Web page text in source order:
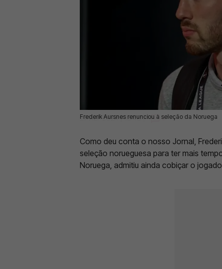
Frederik Aursnes renunciou à seleção da Noruega
27 Abr 2024 | 18:48 | 0
Como deu conta o nosso Jornal,
seleção norueguesa para ter mais
Noruega, admitiu ainda cobiçar o